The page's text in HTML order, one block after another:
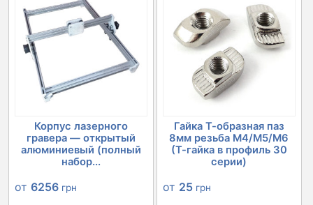
Корпус лазерного
гравера — открытый
алюминиевый (полный
набор...
от 6256 грн
Гайка Т-образная паз
8мм резьба М4/М5/М6
(Т-гайка в профиль 30
серии)
от 25 грн